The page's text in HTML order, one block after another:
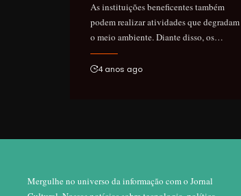
As instituições beneficentes também
podem realizar atividades que degradam
o meio ambiente. Diante disso, os…
4 anos ago
Mergulhe no universo da informação com o Jornal